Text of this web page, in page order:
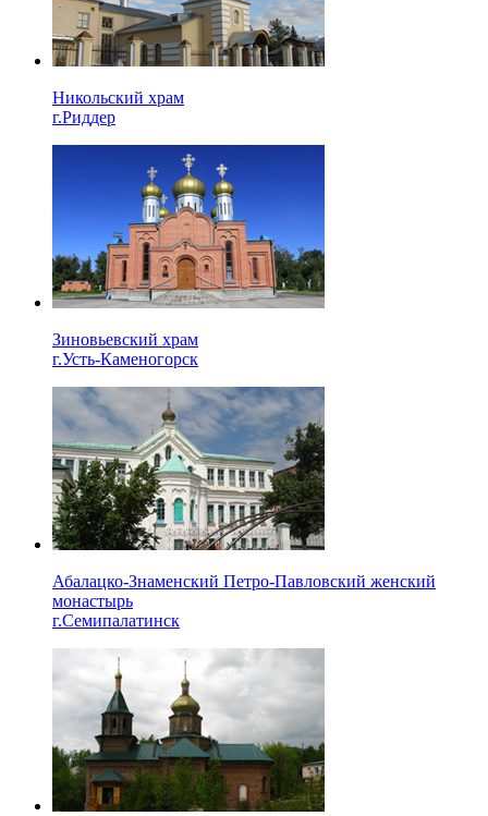
Никольский храм
г.Риддер
Зиновьевский храм
г.Усть-Каменогорск
Абалацко-Знаменский Петро-Павловский женский
монастырь
г.Семипалатинск